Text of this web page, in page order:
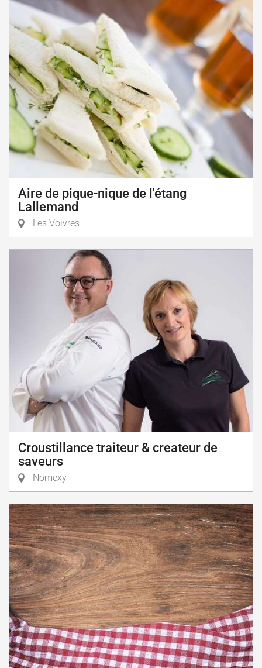
Aire de pique-nique de l'étang
Lallemand
Les Voivres
Croustillance traiteur & createur de
saveurs
Nomexy